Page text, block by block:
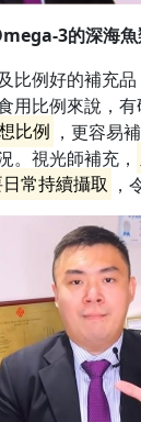
3的深海
比例好的補充品
用比例來說，
比例 ，更容易
。視光師補充，
常持續攝取 ，